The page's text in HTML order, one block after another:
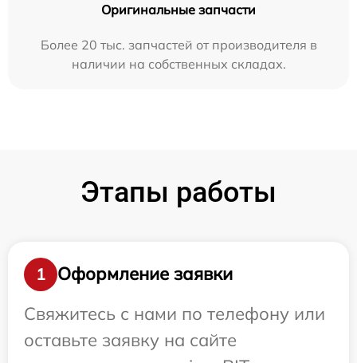
Оригинальные запчасти
Более 20 тыс. запчастей от производителя в
наличии на собственных складах.
Этапы работы
1
Оформление заявки
Свяжитесь с нами по телефону или
оставьте заявку на сайте